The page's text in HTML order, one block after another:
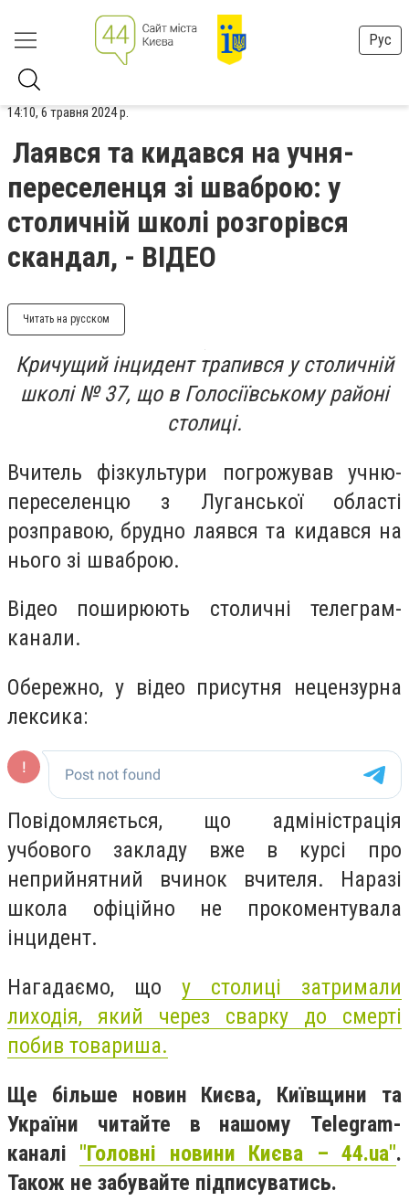
Рус
14:10, 6 травня 2024 р.
Лаявся та кидався на учня-
переселенця зі шваброю: у
столичній школі розгорівся
скандал, - ВІДЕО
Читать на русском
Кричущий інцидент трапився у столичній
школі № 37, що в Голосіївському районі
столиці.
Вчитель фізкультури погрожував учню-
переселенцю з Луганської області
розправою, брудно лаявся та кидався на
нього зі шваброю.
Відео поширюють столичні телеграм-
канали.
Обережно, у відео присутня нецензурна
лексика:
Повідомляється, що адміністрація
учбового закладу вже в курсі про
неприйнятний вчинок вчителя. Наразі
школа офіційно не прокоментувала
інцидент.
Нагадаємо, що у столиці затримали
лиходія, який через сварку до смерті
побив товариша.
Ще більше новин Києва, Київщини та
України читайте в нашому Telegram-
каналі "Головні новини Києва – 44.ua".
Також не забувайте підписуватись.